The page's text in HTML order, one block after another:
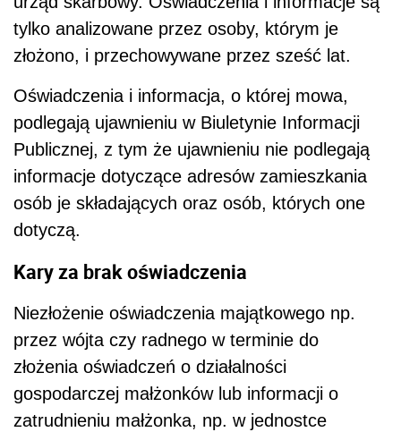
tylko analizowane przez osoby, którym je
złożono, i przechowywane przez sześć lat.
Oświadczenia i informacja, o której mowa,
podlegają ujawnieniu w Biuletynie Informacji
Publicznej, z tym że ujawnieniu nie podlegają
informacje dotyczące adresów zamieszkania
osób je składających oraz osób, których one
dotyczą.
Kary za brak oświadczenia
Niezłożenie oświadczenia majątkowego np.
przez wójta czy radnego w terminie do
złożenia oświadczeń o działalności
gospodarczej małżonków lub informacji o
zatrudnieniu małżonka, np. w jednostce